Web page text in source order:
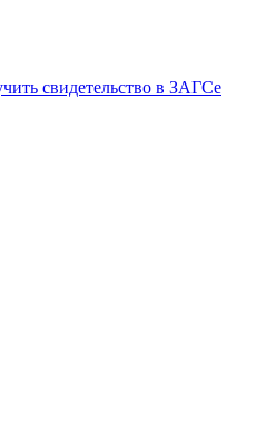
свидетельство в ЗАГСе